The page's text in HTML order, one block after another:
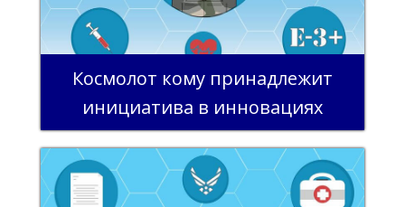
Космолот кому принадлежит
инициатива в инновациях